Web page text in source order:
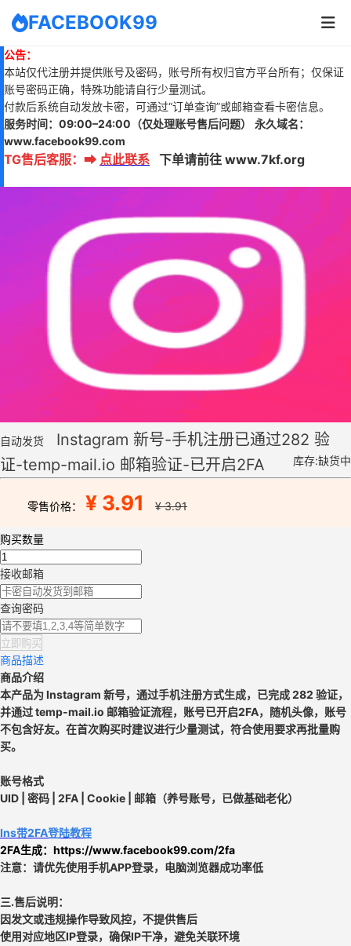
FACEBOOK99
公告：
本站仅代注册并提供账号及密码，账号所有权归官方平台所有；仅保证
账号密码正确，特殊功能请自行少量测试。
付款后系统自动发放卡密，可通过“订单查询”或邮箱查看卡密信息。
服务时间： 09:00–24:00 （仅处理账号售后问题）
永久域名：
www.facebook99.com
TG售后客服： ➡ 点此联系 下单请前往 www.7kf.org
自动发货
Instagram 新号-手机注册已通过282 验
证-temp-mail.io 邮箱验证-已开启2FA
库存:缺货中
零售价格： ¥ 3.91 ¥ 3.91
购买数量
接收邮箱
查询密码
立即购买
商品描述
商品介绍
本产品为 Instagram 新号，通过手机注册方式生成，已完成 282 验证，
并通过 temp-mail.io 邮箱验证流程，账号已开启2FA， 随机头像，账号
不包含好友。在首次购买时建议进行少量测试，符合使用要求再批量购
买。
账号格式
UID | 密码 | 2FA | Cookie | 邮箱（养号账号，已做基础老化）
Ins带2FA登陆教程
2FA生成： https://www.facebook99.com/2fa
注意：请优先使用手机APP登录，电脑浏览器成功率低
三.售后说明：
因发文或违规操作导致风控，不提供售后
使用对应地区IP登录，确保IP干净，避免关联环境